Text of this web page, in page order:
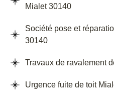
Mialet 30140
Société pose et
30140
Travaux de ravalement
Urgence fuite de toit